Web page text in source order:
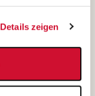
Details zeigen